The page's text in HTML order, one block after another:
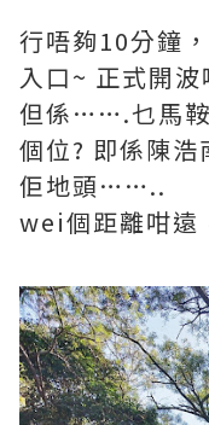
行唔夠10分鐘
入口~ 正式開波
但係…….乜馬鞍
個位? 即係陳
佢地頭……..
wei個距離咁